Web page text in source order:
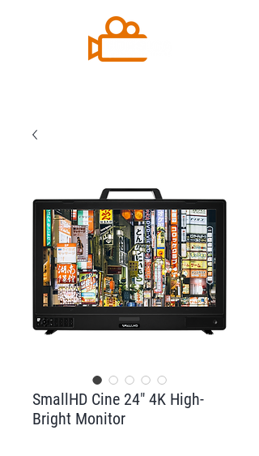
SmallHD Cine 24" 4K High-
Bright Monitor